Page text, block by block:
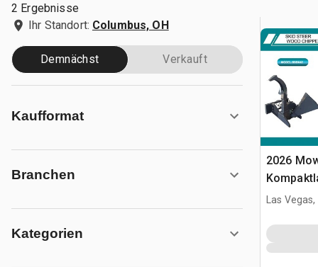
2 Ergebnisse
Ihr Standort: Columbus, OH
Demnächst Verkauft
Kaufformat
Branchen
Kategorien
2026
(Unused)
Las Vegas,